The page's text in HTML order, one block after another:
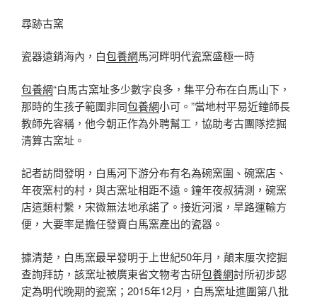
尋跡古窯
瓷器遠銷海內，白包養網馬河畔明代瓷窯盛極一時
包養網“白馬古窯址多少數字良多，集平分布在白馬山下，
那時的生孩子範圍非同包養網小可。”當地村平易近鐘師長
教師先容稱，他今朝正作為外聘幫工，協助考古團隊挖掘
清算古窯址。
記者訪問發明，白馬河下游分布有名為碗窯圍、碗窯店、
年夜窯村的村，與古窯址相距不遠。鐘年夜叔猜測，碗窯
店這類村繫，宋微無法地承諾了。接近河濱，旱路運輸方
便，大要率是擔任發賣白馬窯產出的瓷器。
據清楚，白馬窯最早發明于上世紀50年月，顛末屢次挖掘
查詢拜訪，該窯址被廣東省文物考古研包養網討所初步認
定為明代晚期的瓷窯；2015年12月，白馬窯址進圍第八批